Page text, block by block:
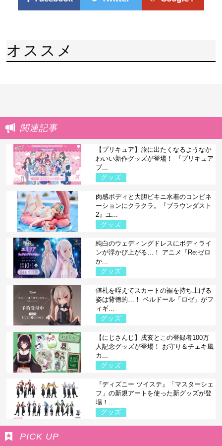
オススメ
関連記事
【プリキュア】旅に出たくなるようなか
わいい新作グッズが登場！ 『プリキュア
プ...
グッズ
肉感ボディと大胆ビキニ水着のコンビネ
ーションにクラクラ。『ブラウンダスト
2』ユ...
グッズ
純白のウェディングドレスにボディライ
ンが浮かび上がる…！ アニメ『Re:ゼロ
か...
グッズ
値札を咥えてスカートの裾を持ち上げる
姿は背徳的…！ ベルドール「ロゼ」がフ
ィギ...
グッズ
【にじさんじ】戌亥とこの登録者100万
人記念グッズが登場！ お守り＆チェキ風
カ...
グッズ
『ディズニー ツイステ』「マスターシェ
フ」の新規アートを使った新グッズが登
場！...
グッズ
PICK UP